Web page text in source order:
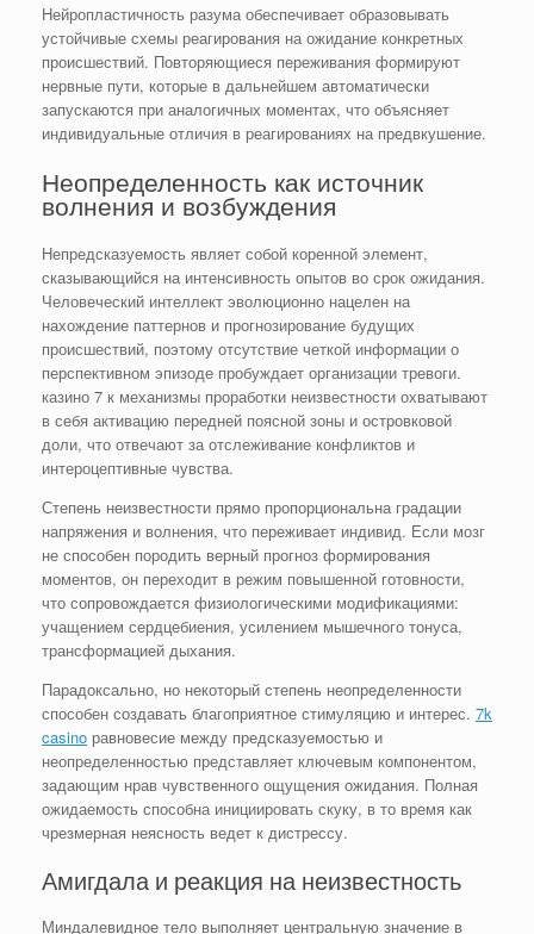
Нейропластичность разума обеспечивает образовывать
устойчивые схемы реагирования на ожидание конкретных
происшествий. Повторяющиеся переживания формируют
нервные пути, которые в дальнейшем автоматически
запускаются при аналогичных моментах, что объясняет
индивидуальные отличия в реагированиях на предвкушение.
Неопределенность как источник
волнения и возбуждения
Непредсказуемость являет собой коренной элемент,
сказывающийся на интенсивность опытов во срок ожидания.
Человеческий интеллект эволюционно нацелен на
нахождение паттернов и прогнозирование будущих
происшествий, поэтому отсутствие четкой информации о
перспективном эпизоде пробуждает организации тревоги.
казино 7 к механизмы проработки неизвестности охватывают
в себя активацию передней поясной зоны и островковой
доли, что отвечают за отслеживание конфликтов и
интероцептивные чувства.
Степень неизвестности прямо пропорциональна градации
напряжения и волнения, что переживает индивид. Если мозг
не способен породить верный прогноз формирования
моментов, он переходит в режим повышенной готовности,
что сопровождается физиологическими модификациями:
учащением сердцебиения, усилением мышечного тонуса,
трансформацией дыхания.
Парадоксально, но некоторый степень неопределенности
способен создавать благоприятное стимуляцию и интерес. 7k
casino равновесие между предсказуемостью и
неопределенностью представляет ключевым компонентом,
задающим нрав чувственного ощущения ожидания. Полная
ожидаемость способна инициировать скуку, в то время как
чрезмерная неясность ведет к дистрессу.
Амигдала и реакция на неизвестность
Миндалевидное тело выполняет центральную значение в